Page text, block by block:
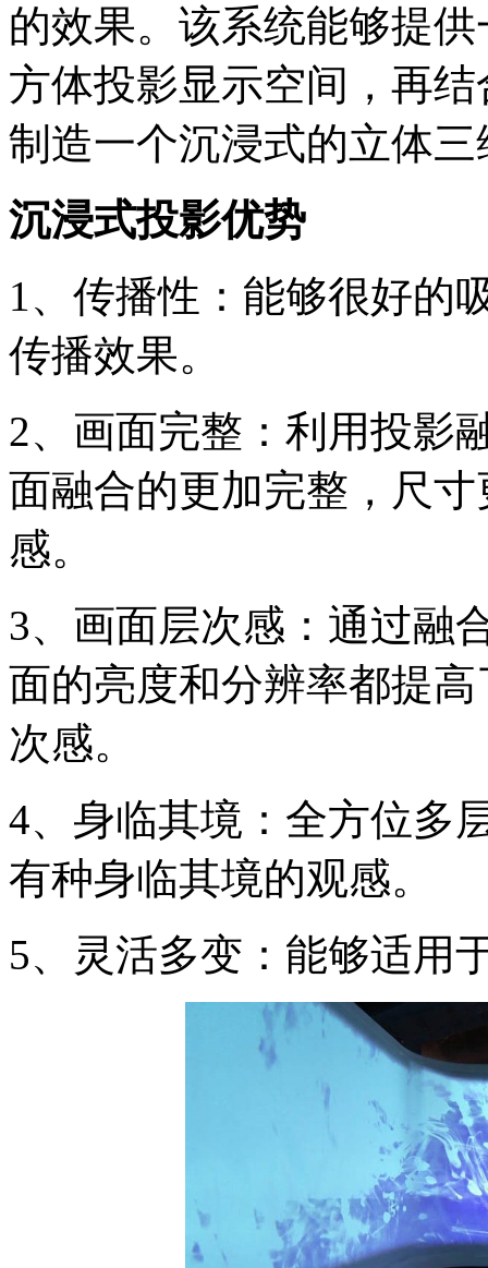
的效果。该系统能够提
方体投影显示空间，再
制造一个沉浸式的立体
沉浸式投影优势
1、传播性：能够很好的
传播效果。
2、画面完整：利用投影
面融合的更加完整，尺
感。
3、画面层次感：通过融
面的亮度和分辨率都提
次感。
4、身临其境：全方位多
有种身临其境的观感。
5、灵活多变：能够适用